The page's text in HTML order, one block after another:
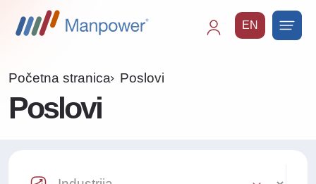
EN
Početna stranica Poslovi
Poslovi
Industry Select